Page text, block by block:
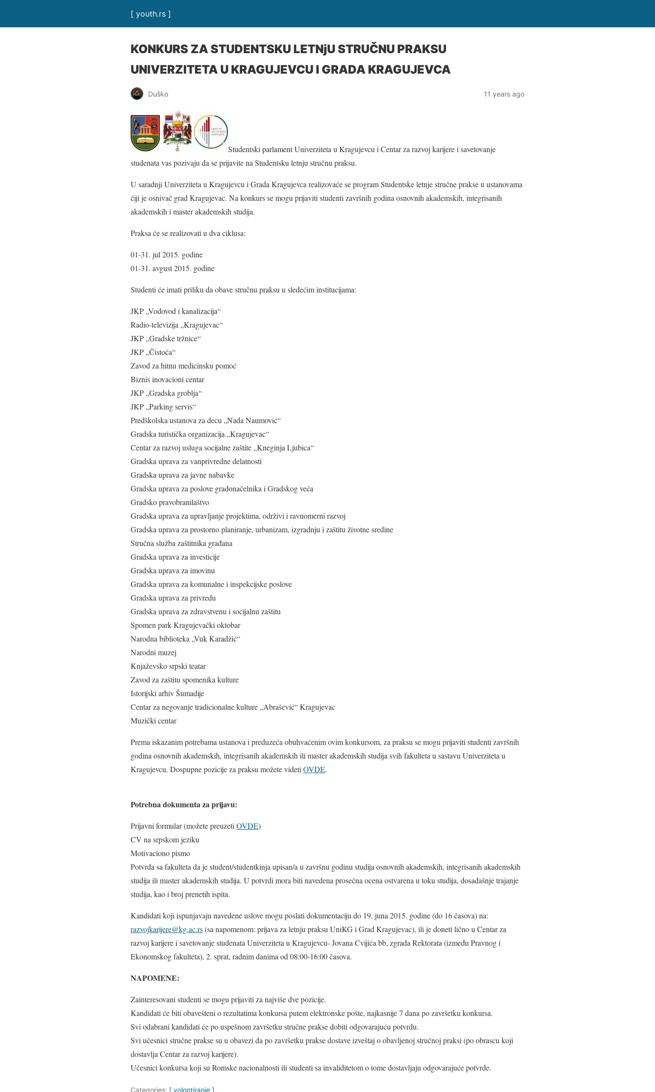
[ youth.rs ]
KONKURS ZA STUDENTSKU LETNjU STRUČNU PRAKSU
UNIVERZITETA U KRAGUJEVCU I GRADA KRAGUJEVCA
Duško 11 years ago
Studentski parlament Univerziteta u Kragujevcu i Centar za razvoj karijere i savetovanje
studenata vas pozivaju da se prijavite na Studentsku letnju stručnu praksu.
U saradnji Univerziteta u Kragujevcu i Grada Kragujevca realizovaće se program Studentske letnje stručne prakse u ustanovama
čiji je osnivač grad Kragujevac. Na konkurs se mogu prijaviti studenti završnih godina osnovnih akademskih, integrisanih
akademskih i master akademskih studija.
Praksa će se realizovati u dva ciklusa:
01-31. jul 2015. godine
01-31. avgust 2015. godine
Studenti će imati priliku da obave stručnu praksu u sledećim institucijama:
JKP „Vodovod i kanalizacija“
Radio-televizija „Kragujevac“
JKP „Gradske tržnice“
JKP „Čistoća“
Zavod za hitnu medicinsku pomoć
Biznis inovacioni centar
JKP „Gradska groblja“
JKP „Parking servis“
Predškolska ustanova za decu „Nada Naumović“
Gradska turistička organizacija „Kragujevac“
Centar za razvoj usluga socijalne zaštite „Kneginja Ljubica“
Gradska uprava za vanprivredne delatnosti
Gradska uprava za javne nabavke
Gradska uprava za poslove gradonačelnika i Gradskog veća
Gradsko pravobranilaštvo
Gradska uprava za upravljanje projektima, održivi i ravnomerni razvoj
Gradska uprava za prostorno planiranje, urbanizam, izgradnju i zaštitu životne sredine
Stručna služba zaštitnika građana
Gradska uprava za investicije
Gradska uprava za imovinu
Gradska uprava za komunalne i inspekcijske poslove
Gradska uprava za privredu
Gradska uprava za zdravstvenu i socijalnu zaštitu
Spomen park Kragujevački oktobar
Narodna biblioteka „Vuk Karadžić“
Narodni muzej
Knjaževsko srpski teatar
Zavod za zaštitu spomenika kulture
Istorijski arhiv Šumadije
Centar za negovanje tradicionalne kulture „Abrašević“ Kragujevac
Muzički centar
Prema iskazanim potrebama ustanova i preduzeća obuhvaćenim ovim konkursom, za praksu se mogu prijaviti studenti završnih
godina osnovnih akademskih, integrisanih akademskih ili master akademskih studija svih fakulteta u sastavu Univerziteta u
Kragujevcu. Dospupne pozicije za praksu možete videtiOVDE.
Potrebna dokumenta za prijavu:
Prijavni formular (možete preuzetiOVDE)
CV na srpskom jeziku
Motivaciono pismo
Potvrda sa fakulteta da je student/studentkinja upisan/a u završnu godinu studija osnovnih akademskih, integrisanih akademskih
studija ili master akademskih studija. U potvrdi mora biti navedena prosečna ocena ostvarena u toku studija, dosadašnje trajanje
studija, kao i broj prenetih ispita.
Kandidati koji ispunjavaju navedene uslove mogu poslati dokumentaciju do 19. juna 2015. godine (do 16 časova) na:
razvojkarijere@kg.ac.rs(sa napomenom: prijava za letnju praksu UniKG i Grad Kragujevac), ili je doneti lično u Centar za
razvoj karijere i savetovanje studenata Univerziteta u Kragujevcu- Jovana Cvijića bb, zgrada Rektorata (između Pravnog i
Ekonomskog fakulteta), 2. sprat, radnim danima od 08:00-16:00 časova.
NAPOMENE:
Zainteresovani studenti se mogu prijaviti za najviše dve pozicije.
Kandidati će biti obavešteni o rezultatima konkursa putem elektronske pošte, najkasnije 7 dana po završetku konkursa.
Svi odabrani kandidati će po uspešnom završetku stručne prakse dobiti odgovarajuću potvrdu.
Svi učesnici stručne prakse su u obavezi da po završetku prakse dostave izveštaj o obavljenoj stručnoj praksi (po obrascu koji
dostavlja Centar za razvoj karijere).
Učesnici konkursa koji su Romske nacionalnosti ili studenti sa invaliditetom o tome dostavljaju odgovarajuće potvrde.
Categories: [ volontiranje ]